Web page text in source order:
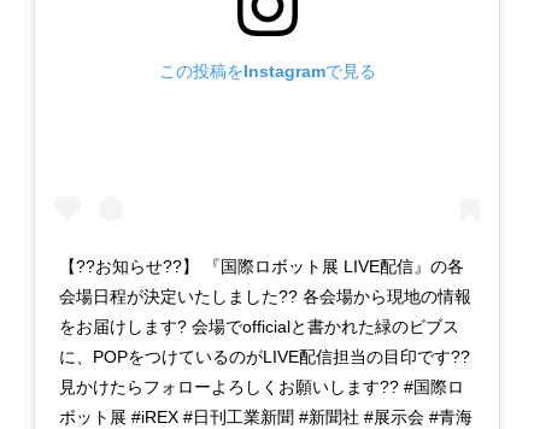
この投稿をInstagramで見る
【??お知らせ??】 『国際ロボット展 LIVE配信』の各
会場日程が決定いたしました?? 各会場から現地の情報
をお届けします? 会場でofficialと書かれた緑のビブス
に、POPをつけているのがLIVE配信担当の目印です??
見かけたらフォローよろしくお願いします?? #国際ロ
ボット展 #iREX #日刊工業新聞 #新聞社 #展示会 #青海